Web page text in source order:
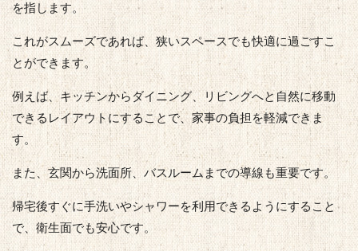
を指します。
これがスムーズであれば、狭いスペースでも快適に過ごすこ
とができます。
例えば、キッチンからダイニング、リビングへと自然に移動
できるレイアウトにすることで、家事の負担を軽減できま
す。
また、玄関から洗面所、バスルームまでの導線も重要です。
帰宅後すぐに手洗いやシャワーを利用できるようにすること
で、衛生面でも安心です。